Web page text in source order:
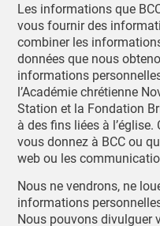
Les informations que
vous fournir des
combiner les
données que nous
informations
l’Académie chrétienne
Station et la Fondation
à des fins liées à
vous donnez à BCC ou
web ou les
Nous ne vendrons, ne
informations
Nous pouvons divulguer